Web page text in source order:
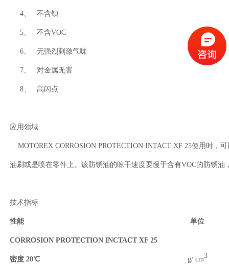
4、 不含钡
5、 不含VOC
6、 无强烈刺激气味
7、 对金属无害
8、 高闪点
应用领域
MOTOREX CORROSION PROTECTION INTACT XF 25使用时，
油刷或是喷在零件上。该防锈油的晾干速度要慢于含有VOC的防锈
技术指标
性能 单位
CORROSION PROTECTION INCTACT XF 25
密度 20℃ g/ cm3